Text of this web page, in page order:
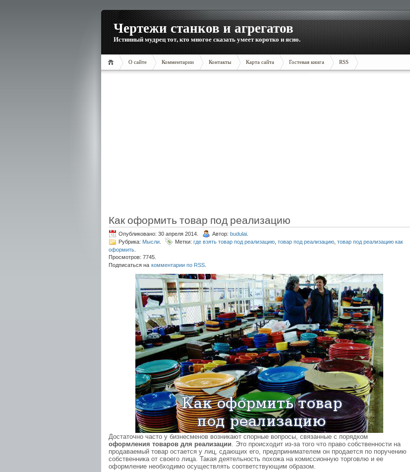
Чертежи станков и агрегатов
Истинный мудрец тот, кто многое сказать умеет коротко и ясно.
О сайте Комментарии Контакты Карта сайта Гостевая книга RSS
Как оформить товар под реализацию
Опубликовано: 30 апреля 2014. Автор: budulai
Рубрика: Мысли Метки: где взять товар под реализацию товар под реализацию товар под реализацию как
оформить
Просмотров: 7745.
Подписаться на комментарии по RSS.
Достаточно часто у бизнесменов возникают спорные вопросы, связанные с порядком
оформления товаров для реализации. Это происходит из-за того что право собственности на
продаваемый товар остается у лиц, сдающих его, предпринимателем он продается по поручению
собственника от своего лица. Такая деятельность похожа на комиссионную торговлю и ее
оформление необходимо осуществлять соответствующим образом.